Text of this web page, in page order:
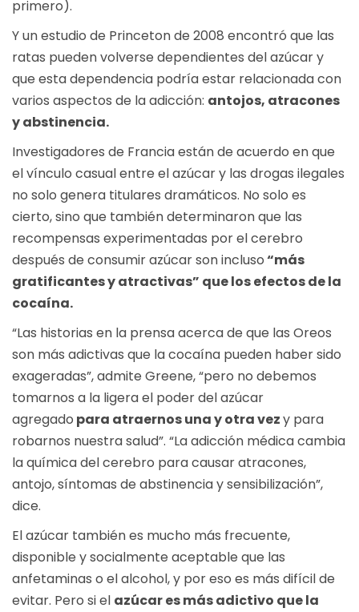
primero).
Y un estudio de Princeton de 2008 encontró que las
ratas pueden volverse dependientes del azúcar y
que esta dependencia podría estar relacionada con
varios aspectos de la adicción: antojos, atracones
y abstinencia.
Investigadores de Francia están de acuerdo en que
el vínculo casual entre el azúcar y las drogas ilegales
no solo genera titulares dramáticos. No solo es
cierto, sino que también determinaron que las
recompensas experimentadas por el cerebro
después de consumir azúcar son incluso“más
gratificantes y atractivas” que los efectos de la
cocaína.
“Las historias en la prensa acerca de que las Oreos
son más adictivas que la cocaína pueden haber sido
exageradas”, admite Greene, “pero no debemos
tomarnos a la ligera el poder del azúcar
agregado para atraernos una y otra vezy para
robarnos nuestra salud”. “La adicción médica cambia
la química del cerebro para causar atracones,
antojo, síntomas de abstinencia y sensibilización”,
dice.
El azúcar también es mucho más frecuente,
disponible y socialmente aceptable que las
anfetaminas o el alcohol, y por eso es más difícil de
evitar. Pero si el azúcar es más adictivo que la